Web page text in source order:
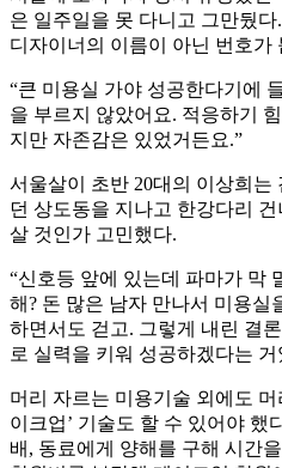
은 일주일을 못 다니고 그만뒀
디자이너의 이름이 아닌 번호가
“큰 미용실 가야 성공한다기에
을 부르지 않았어요. 적응하기
지만 자존감은 있었거든요.”
서울살이 초반 20대의 이상희는
던 상도동을 지나고 한강다리
살 것인가 고민했다.
“신호등 앞에 있는데 파마가 막
해? 돈 많은 남자 만나서 미용실
하면서도 걷고. 그렇게 내린 결
로 실력을 키워 성공하겠다는 거
머리 자르는 미용기술 외에도 머
이크업’ 기술도 할 수 있어야 했
배, 동료에게 양해를 구해 시간